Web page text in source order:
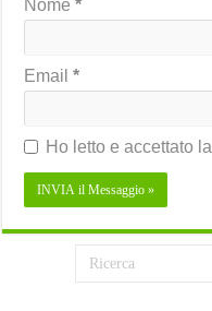
Nome*
Email*
Ho letto e accettato la